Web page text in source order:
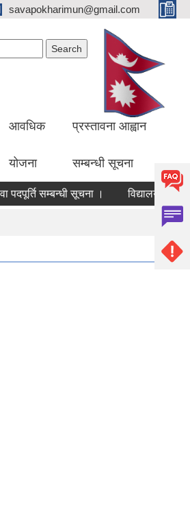
savapokharimun@gmail.com
आवधिक
योजना
प्रस्तावना आह्वान
सम्बन्धी सूचना
सम्बन्धी सूचना ।